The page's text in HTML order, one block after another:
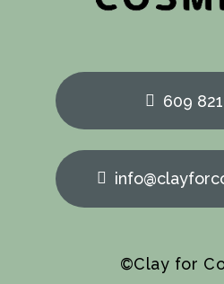
609
©Clay for